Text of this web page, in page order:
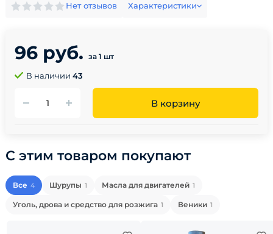
Нет отзывов Характеристики
96 руб. за 1 шт
В наличии 43
В корзину
С этим товаром покупают
Все 4 Шурупы 1 Масла для двигателей 1
Уголь, дрова и средство для розжига 1 Веники 1